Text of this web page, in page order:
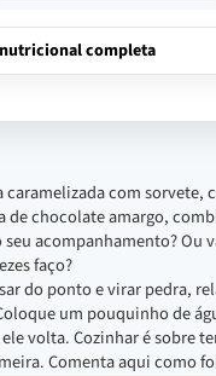
completa
caramelizada com sorvete,
de chocolate amargo,
acompanhamento? Ou
faço?
do ponto e virar pedra,
um pouquinho de
volta. Cozinhar é sobre
Comenta aqui como